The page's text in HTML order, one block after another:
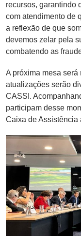
recursos, garantindo
com atendimento de
a reflexão de que
devemos zelar pela
combatendo as
A próxima mesa
atualizações serão
CASSI.
participam desse
Caixa de Assistência